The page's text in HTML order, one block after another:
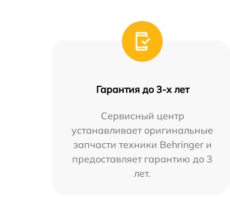
Гарантия до 3-х лет
Сервисный центр
устанавливает оригинальные
запчасти техники Behringer и
предоставляет гарантию до 3
лет.